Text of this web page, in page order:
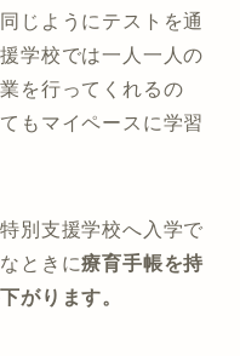
じようにテストを通
学校では一人一人の
を行ってくれるの
もマイペースに学習
別支援学校へ入学で
ときに療育手帳を持
がります。